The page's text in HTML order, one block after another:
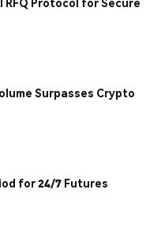
Surpasses Crypto
for 24/7 Futures